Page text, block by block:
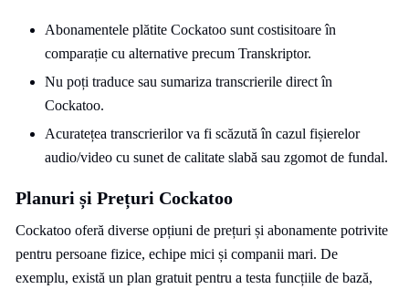
Abonamentele plătite Cockatoo sunt costisitoare în
comparație cu alternative precum Transkriptor.
Nu poți traduce sau sumariza transcrierile direct în
Cockatoo.
Acuratețea transcrierilor va fi scăzută în cazul fișierelor
audio/video cu sunet de calitate slabă sau zgomot de fundal.
Planuri și Prețuri Cockatoo
Cockatoo oferă diverse opțiuni de prețuri și abonamente potrivite
pentru persoane fizice, echipe mici și companii mari. De
exemplu, există un plan gratuit pentru a testa funcțiile de bază,